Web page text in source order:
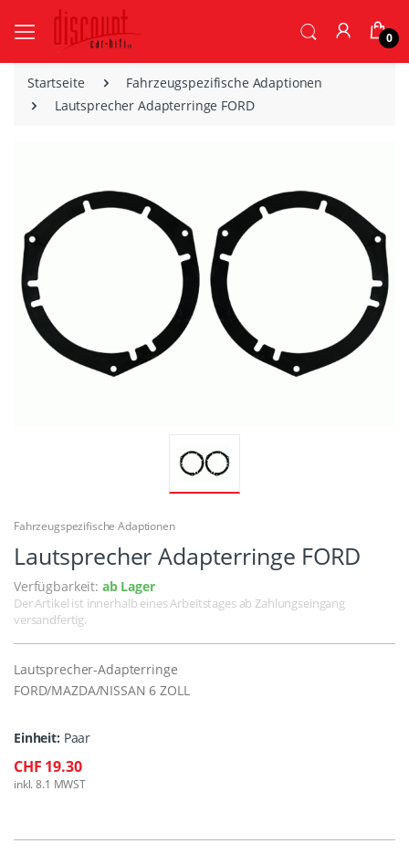
0
Startseite
Fahrzeugspezifische Adaptionen
Lautsprecher Adapterringe FORD
Fahrzeugspezifische Adaptionen
Lautsprecher Adapterringe FORD
Verfügbarkeit: ab Lager
Der Artikel ist innerhalb eines Arbeitstages ab Zahlungseingang
versandfertig.
Lautsprecher-Adapterringe
FORD/MAZDA/NISSAN 6 ZOLL
Einheit: Paar
CHF 19.30
inkl. 8.1 MWST